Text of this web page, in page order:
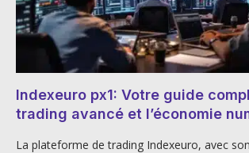
Indexeuro px1: Votre guide
trading avancé et l’économie
La plateforme de trading Indexeuro, avec